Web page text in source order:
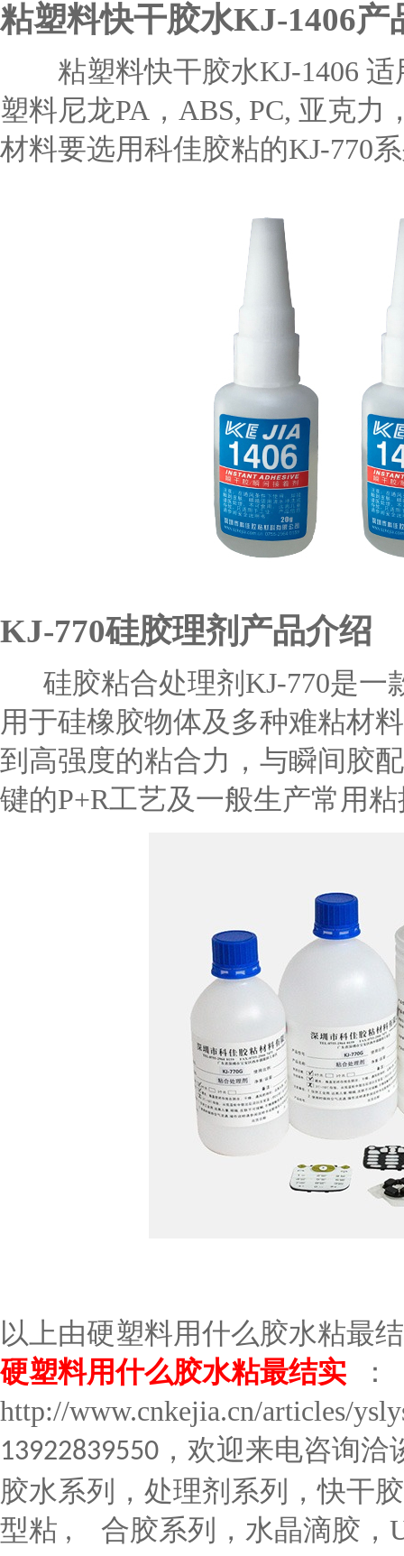
粘塑料快干胶水KJ-1406产
粘塑料快干胶水KJ-1406 适
塑料尼龙PA，ABS, PC, 亚克力
材料要选用科佳胶粘的KJ-770
KJ-770硅胶理剂产品介绍
硅胶粘合处理剂KJ-770是一
用于硅橡胶物体及多种难粘材
到高强度的粘合力，与瞬间胶
键的P+R工艺及一般生产常用
以上由硬塑料用什么胶水粘最
硬塑料用什么胶水粘最结实
：
http://www.cnkejia.cn/articles/
13922839550 ，欢迎来电咨询
胶水系列，处理剂系列，快干
型粘 , 合胶系列，水晶滴胶，